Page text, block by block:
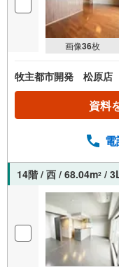
画像36枚
牧主都市開発 松原店
資料
14階 / 西 / 68.04m2 /